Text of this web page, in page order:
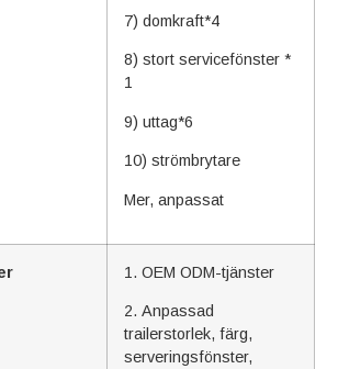
7) domkraft*4
8) stort servicefönster *
1
9) uttag*6
10) strömbrytare
Mer, anpassat
1. OEM ODM-tjänster
2. Anpassad
trailerstorlek, färg,
serveringsfönster,